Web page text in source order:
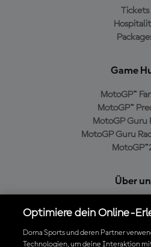
Tickets
Game
MotoGP™
MotoGP™
MotoGP Guru
MotoGP Guru
Über
Cookie-
Optimiere dein Online-
Dorna Sports und deren Partner
Technologien, um deine Interaktion